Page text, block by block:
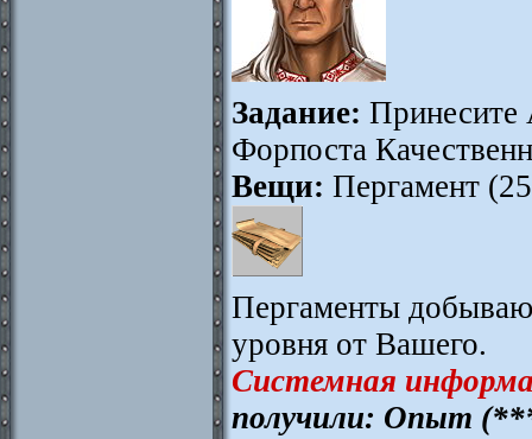
Задание:
Форпоста
Вещи: Пергамент
Пергаменты
уровня от Вашего.
Системная
получили: Опыт